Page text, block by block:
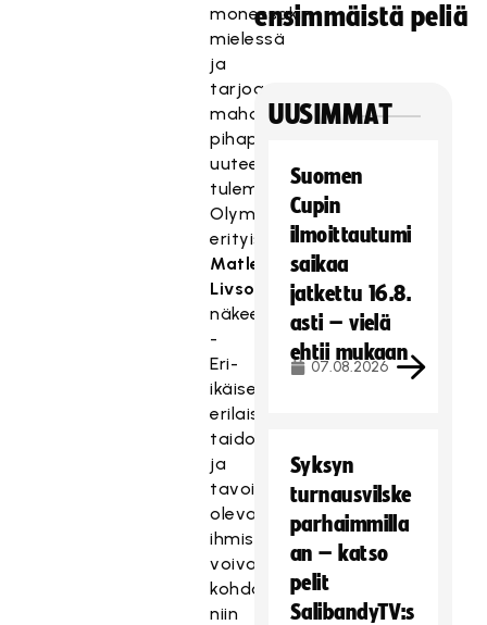
monessakin
mielessä
ja
tarjoaa
mahdollisuuden
pihapelikulttuurin
uuteen
tulemiseen,
Olympiakomitean
erityisasiantuntija
Matleena
Livson
näkee.
-
Eri-
ikäiset,
erilaisilla
taidoilla
ja
tavoitteilla
olevat
ihmiset
voivat
kohdata
niin
ensimmäistä peliä
UUSIMMAT
Suomen
Cupin
ilmoittautumi
saikaa
jatkettu 16.8.
asti – vielä
ehtii mukaan
07.08.2026
Syksyn
turnausvilske
parhaimmilla
an – katso
pelit
SalibandyTV:s